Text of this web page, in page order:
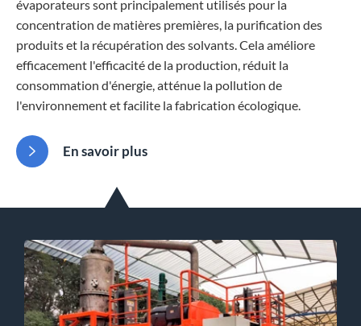
évaporateurs sont principalement utilisés pour la
concentration de matières premières, la purification des
produits et la récupération des solvants. Cela améliore
efficacement l'efficacité de la production, réduit la
consommation d'énergie, atténue la pollution de
l'environnement et facilite la fabrication écologique.
 En savoir plus